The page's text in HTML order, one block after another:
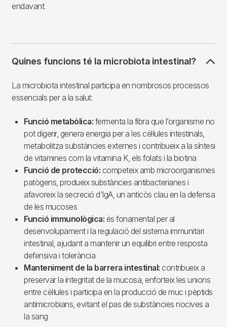
endavant.
Quines funcions té la microbiota intestinal?
La microbiota intestinal participa en nombrosos processos
essencials per a la salut:
Funció metabòlica: fermenta la fibra que l’organisme no
pot digerir, genera energia per a les cèl·lules intestinals,
metabolitza substàncies externes i contribueix a la síntesi
de vitamines com la vitamina K, els folats i la biotina
Funció de protecció: competeix amb microorganismes
patògens, produeix substàncies antibacterianes i
afavoreix la secreció d’IgA, un anticòs clau en la defensa
de les mucoses
Funció immunològica: és fonamental per al
desenvolupament i la regulació del sistema immunitari
intestinal, ajudant a mantenir un equilibri entre resposta
defensiva i tolerància
Manteniment de la barrera intestinal: contribueix a
preservar la integritat de la mucosa, enforteix les unions
entre cèl·lules i participa en la producció de muc i pèptids
antimicrobians, evitant el pas de substàncies nocives a
la sang